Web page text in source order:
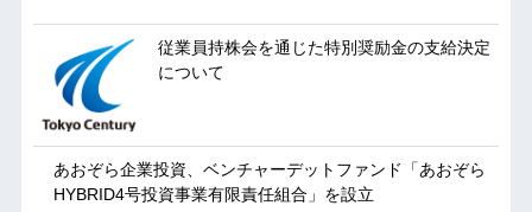
従業員持株会を通じた特別奨励金の支給決定
について
あおぞら企業投資、ベンチャーデットファンド「あおぞら
HYBRID4号投資事業有限責任組合」を設立